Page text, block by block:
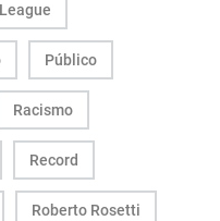
Público
Racismo
Record
Roberto Rosetti